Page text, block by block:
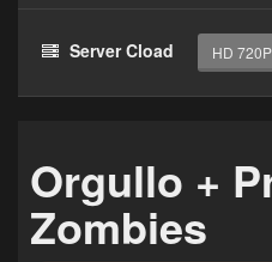
El acceso
Server Cload HD
Orgullo +
Zombies